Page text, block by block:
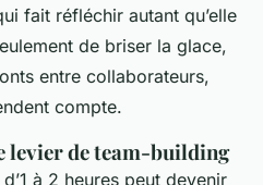
fait réfléchir autant qu’elle
de briser la glace,
entre collaborateurs,
compte.
levier de team-building
à 2 heures peut devenir